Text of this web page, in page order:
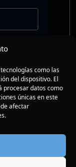
como las
del dispositivo. El
procesar datos como
únicas en este
afectar
historia